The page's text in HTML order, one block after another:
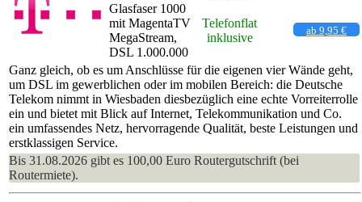
Glasfaser 1000
mit MagentaTV
MegaStream,
DSL 1.000.000
Telefonflat
inklusive
ab 9,95 €
Ganz gleich, ob es um Anschlüsse für die eigenen vier Wände geht,
um DSL im gewerblichen oder im mobilen Bereich: die Deutsche
Telekom nimmt in Wiesbaden diesbezüglich eine echte Vorreiterrolle
ein und bietet mit Blick auf Internet, Telekommunikation und Co.
ein umfassendes Netz, hervorragende Qualität, beste Leistungen und
erstklassigen Service.
Bis 31.08.2026 gibt es 100,00 Euro Routergutschrift (bei
Routermiete).